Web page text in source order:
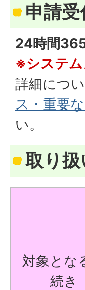
申請
24時間
※システ
詳細につ
ス・重要
い。
取り扱
対象とな
続き